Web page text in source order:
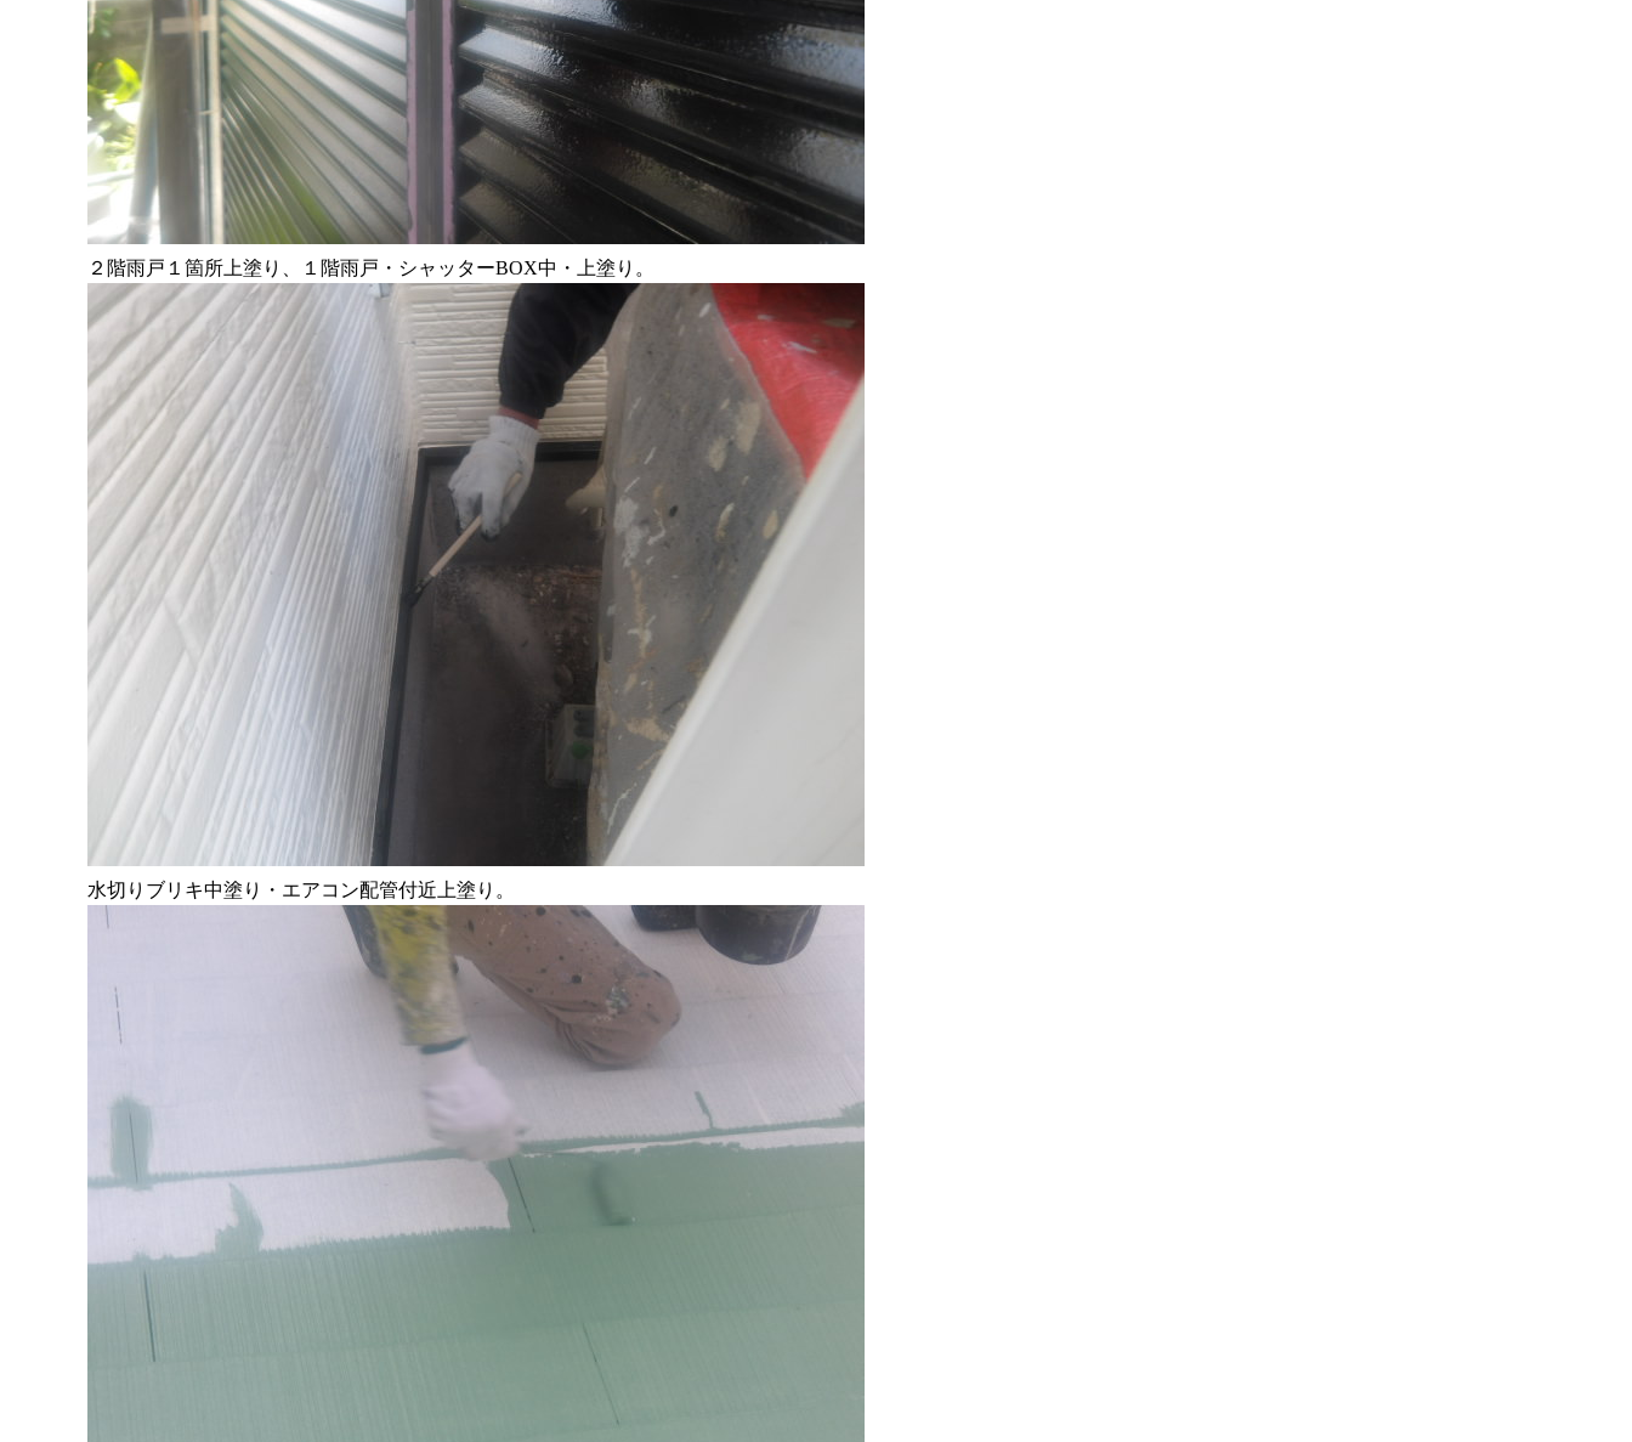
２階雨戸１箇所上塗り、１階雨戸・シャッターBOX中・上塗り。
水切りブリキ中塗り・エアコン配管付近上塗り。